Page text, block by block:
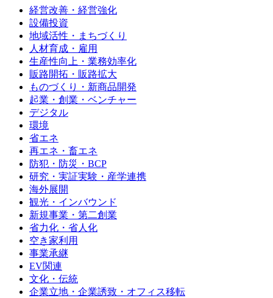
経営改善・経営強化
設備投資
地域活性・まちづくり
人材育成・雇用
生産性向上・業務効率化
販路開拓・販路拡大
ものづくり・新商品開発
起業・創業・ベンチャー
デジタル
環境
省エネ
再エネ・畜エネ
防犯・防災・BCP
研究・実証実験・産学連携
海外展開
観光・インバウンド
新規事業・第二創業
省力化・省人化
空き家利用
事業承継
EV関連
文化・伝統
企業立地・企業誘致・オフィス移転